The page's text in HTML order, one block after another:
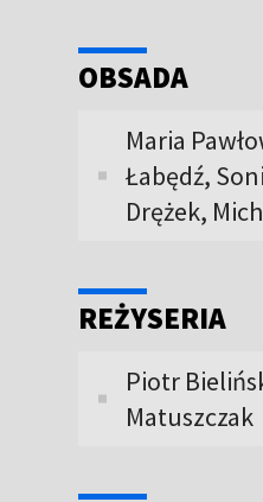
OBSADA
Maria
Łabędź,
Drężek,
REŻYSERIA
Piotr
Matuszczak